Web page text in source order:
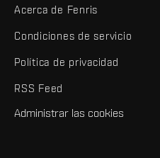
Acerca de Fenris
Condiciones de servicio
Política de privacidad
RSS Feed
Administrar las cookies